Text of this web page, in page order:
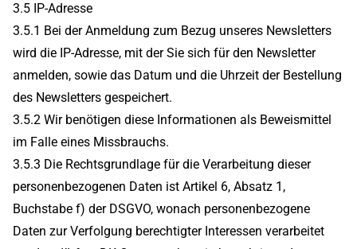
3.5 IP-Adresse
3.5.1 Bei der Anmeldung zum Bezug unseres Newsletters
wird die IP-Adresse, mit der Sie sich für den Newsletter
anmelden, sowie das Datum und die Uhrzeit der Bestellung
des Newsletters gespeichert.
3.5.2 Wir benötigen diese Informationen als Beweismittel
im Falle eines Missbrauchs.
3.5.3 Die Rechtsgrundlage für die Verarbeitung dieser
personenbezogenen Daten ist Artikel 6, Absatz 1,
Buchstabe f) der DSGVO, wonach personenbezogene
Daten zur Verfolgung berechtigter Interessen verarbeitet